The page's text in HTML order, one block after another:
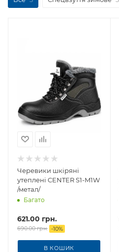
Черевики шкіряні
утеплені CENTER S1-M1W
/метал/
Багато
621.00 грн.
690.00грн. -10%
В КОШИК